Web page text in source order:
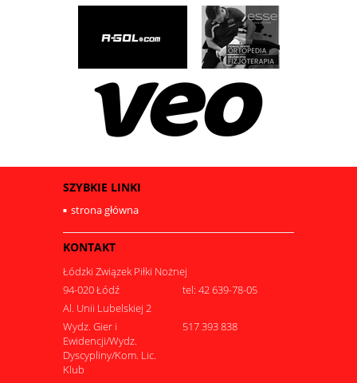
SZYBKIE LINKI
strona główna
KONTAKT
Łódzki Związek Piłki Nożnej
94-020 Łódź
tel: 42 639-78-05
Al. Unii Lubelskiej 2
Wydz. Gier i
Ewidencji/Wydz.
Dyscypliny/Kom. Lic.
Klub
517 393 838